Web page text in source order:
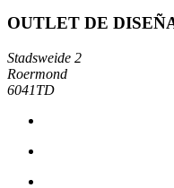
OUTLET DE
Stadsweide 2
Roermond
6041TD